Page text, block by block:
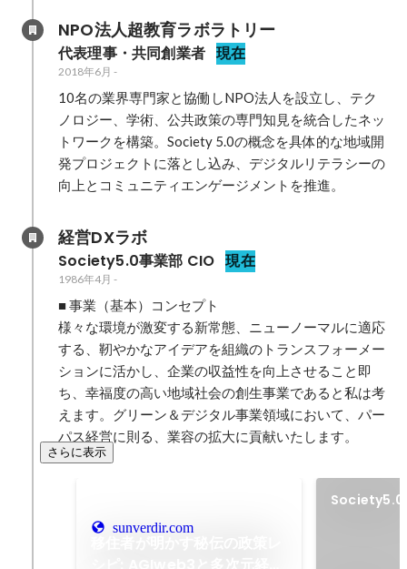
NPO法人超教育ラボラトリー
代表理事・共同創業者 現在
2018年6月 -
10名の業界専門家と協働しNPO法人を設立し、テク
ノロジー、学術、公共政策の専門知見を統合したネッ
トワークを構築。Society 5.0の概念を具体的な地域開
発プロジェクトに落とし込み、デジタルリテラシーの
向上とコミュニティエンゲージメントを推進。
経営DXラボ
Society5.0事業部 CIO 現在
1986年4月 -
■ 事業（基本）コンセプト
様々な環境が激変する新常態、ニューノーマルに適応
する、靭やかなアイデアを組織のトランスフォーメー
ションに活かし、企業の収益性を向上させること即
ち、幸福度の高い地域社会の創生事業であると私は考
えます。グリーン＆デジタル事業領域において、パー
パス経営に則る、業容の拡大に貢献いたします。
さらに表示
sunverdir.com
Society5.0